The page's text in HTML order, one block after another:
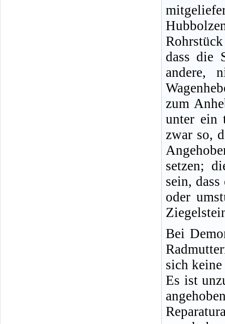
dass die
andere,
zum
unter ein
zwar so,
setzen;
sein,
oder
Bei
sich keine
Es ist